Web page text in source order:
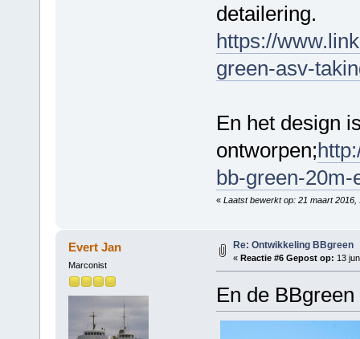
detailering.
https://
green-asv-
En het design
ontworpen;
bb-green-
« Laatst bewerkt op: 21 maart
Evert Jan
Marconist
Re: Ontwikkeling BBgreen
« Reactie #6 Gepost op: 13
En de